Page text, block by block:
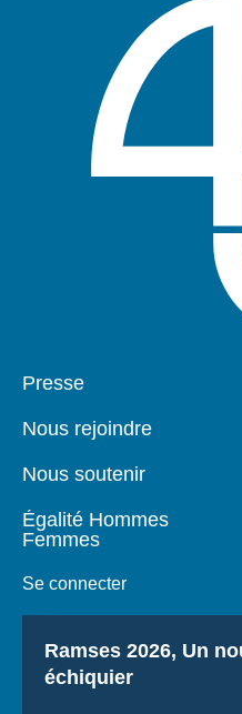
Pied
Presse
Nous rejoindre
Nous soutenir
Égalité Hommes
Femmes
Se connecter
Titre
Ramses 2026, Un
échiquier